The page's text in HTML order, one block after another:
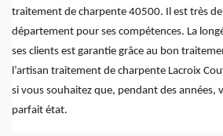
traitement de charpente 40500. Il est très
département pour ses compétences. La
ses clients est garantie grâce au bon
l’artisan traitement de charpente Lacroix
si vous souhaitez que, pendant des années,
parfait état.